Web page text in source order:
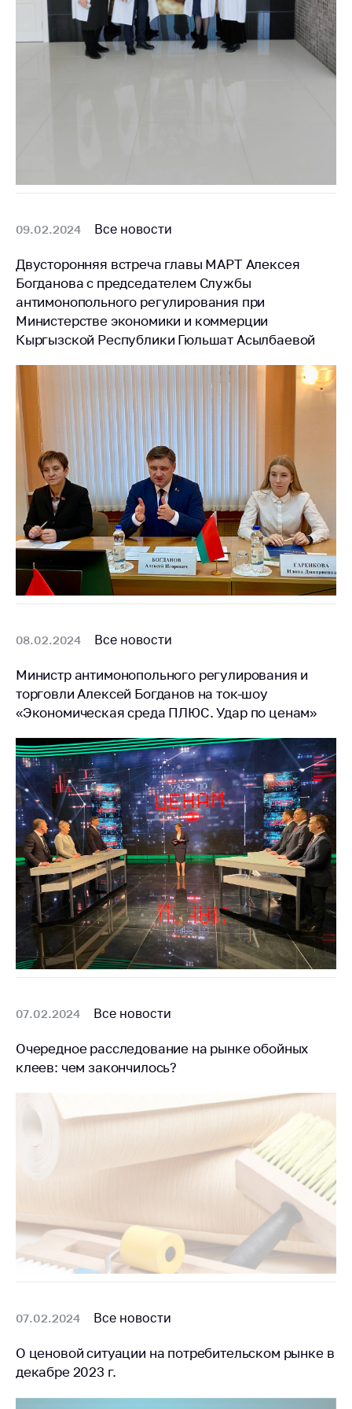
09.02.2024 Все новости
Двусторонняя встреча главы МАРТ Алексея
Богданова с председателем Службы
антимонопольного регулирования при
Министерстве экономики и коммерции
Кыргызской Республики Гюльшат Асылбаевой
08.02.2024 Все новости
Министр антимонопольного регулирования и
торговли Алексей Богданов на ток-шоу
«Экономическая среда ПЛЮС. Удар по ценам»
07.02.2024 Все новости
Очередное расследование на рынке обойных
клеев: чем закончилось?
07.02.2024 Все новости
О ценовой ситуации на потребительском рынке в
декабре 2023 г.